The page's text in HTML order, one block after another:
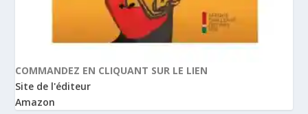
COMMANDEZ EN CLIQUANT SUR LE LIEN
Site de l'éditeur
Amazon